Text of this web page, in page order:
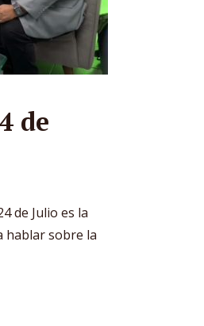
de
de Julio es la
hablar sobre la